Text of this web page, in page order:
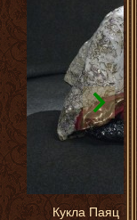
Кукла Паяц